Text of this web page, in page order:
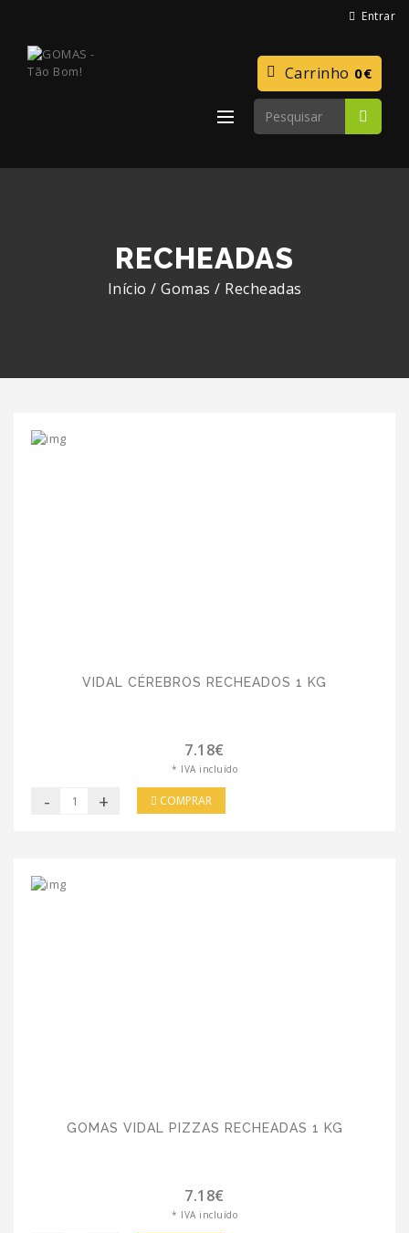
Entrar
Carrinho 0€
RECHEADAS
Início / Gomas / Recheadas
VIDAL CÉREBROS RECHEADOS 1 KG
7.18€
* IVA incluído
- + COMPRAR
GOMAS VIDAL PIZZAS RECHEADAS 1 KG
7.18€
* IVA incluído